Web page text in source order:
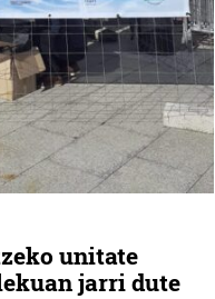
unitate
jarri dute